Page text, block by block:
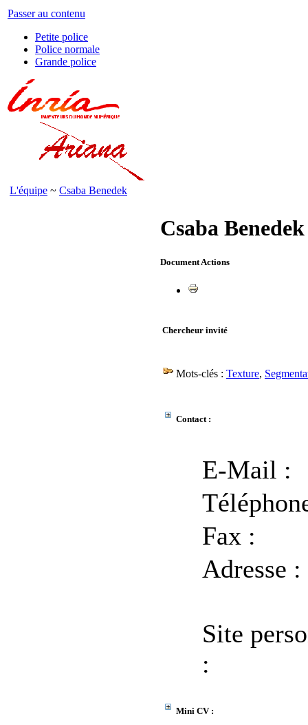
Passer au contenu
Petite police
Police normale
Grande police
L'équipe ~ Csaba Benedek
Csaba Benedek
Document Actions
Chercheur invité
Mots-clés : Texture,
Contact :
E-Mail :
Fax :
Adresse :
Site
:
Mini CV :